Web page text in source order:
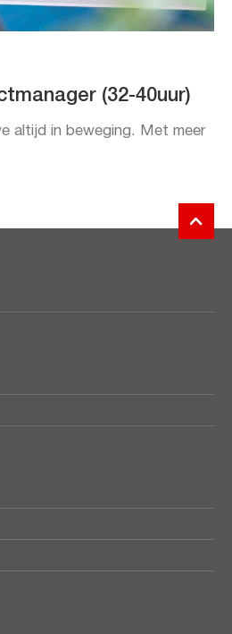
(32-40uur)
altijd in beweging. Met meer